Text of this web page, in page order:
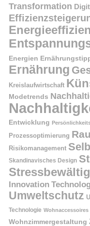
Transformation
Energien
Ernährung
Kreislaufwirtschaft
Modetrends
Entwicklung
Prozessoptimierung
Risikomanagement
Skandinavisches Design
Innovation
Umweltschutz
Technologie Wohnaccessoires
Wohnzimmergestaltung